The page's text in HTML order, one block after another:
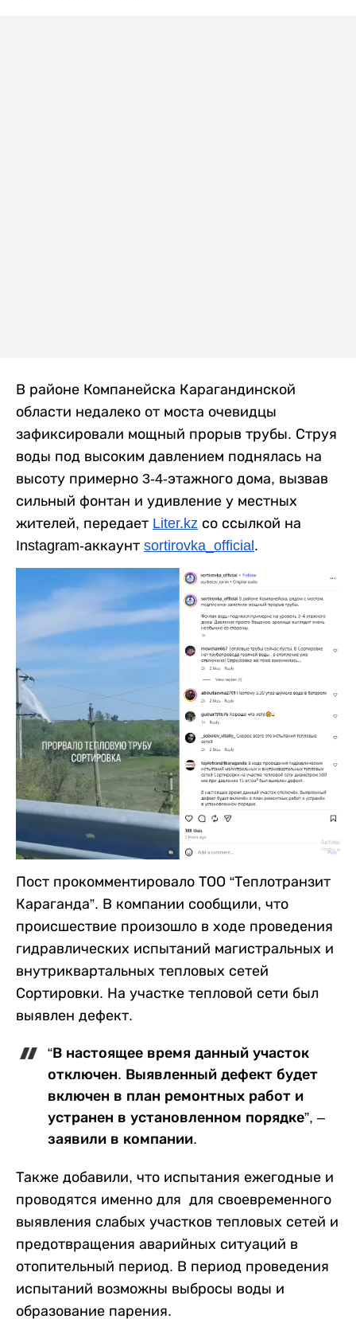
В районе Компанейска Карагандинской
области недалеко от моста очевидцы
зафиксировали мощный прорыв трубы. Струя
воды под высоким давлением поднялась на
высоту примерно 3-4-этажного дома, вызвав
сильный фонтан и удивление у местных
жителей, передает Liter.kz со ссылкой на
Instagram-аккаунт sortirovka_official .
Пост прокомментировало ТОО “Теплотранзит
Караганда”. В компании сообщили, что
происшествие произошло в ходе проведения
гидравлических испытаний магистральных и
внутриквартальных тепловых сетей
Сортировки. На участке тепловой сети был
выявлен дефект.
“В настоящее время данный участок
отключен. Выявленный дефект будет
включен в план ремонтных работ и
устранен в установленном порядке”, –
заявили в компании.
Также добавили, что испытания ежегодные и
проводятся именно для для своевременного
выявления слабых участков тепловых сетей и
предотвращения аварийных ситуаций в
отопительный период. В период проведения
испытаний возможны выбросы воды и
образование парения.